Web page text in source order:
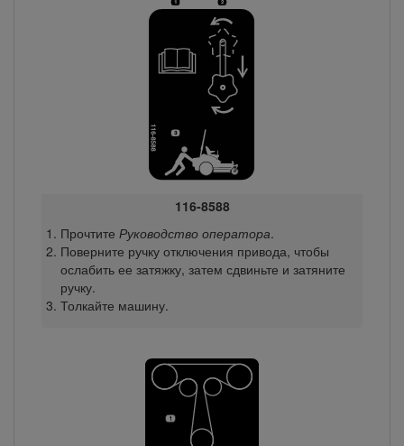
116-8588
Прочтите Руководство оператора.
Поверните ручку отключения привода, чтобы
ослабить ее затяжку, затем сдвиньте и затяните
ручку.
Толкайте машину.